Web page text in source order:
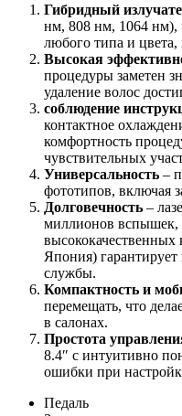
Гибридный
нм, 808 нм, 1064 нм),
любого типа и
Высокая
процедуры заметен
удаление волос
соблюдение
контактное
комфортность
чувствительных
Универсальность –
фототипов, включая
Долговечность –
миллионов вспышек,
Япония)
службы.
Компактность и
перемещать, что
в салонах.
Простота
8.4″ с интуитивно
ошибки при
Педаль